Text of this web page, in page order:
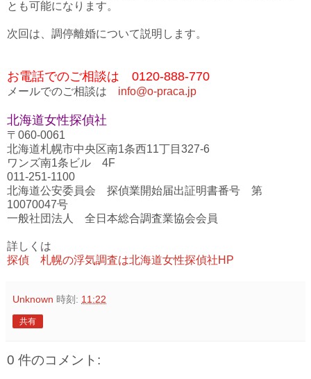
とも可能になります。
次回は、調停離婚について説明します。
お電話でのご相談は 0120-888-770
メールでのご相談は info@o-praca.jp
北海道女性探偵社
〒060-0061
北海道札幌市中央区南1条西11丁目327-6
ワンズ南1条ビル 4F
011-251-1100
北海道公安委員会 探偵業開始届出証明書番号 第
10070047号
一般社団法人 全日本総合調査業協会会員
詳しくは
探偵 札幌の浮気調査は北海道女性探偵社HP
Unknown 時刻: 11:22
共有
0 件のコメント: